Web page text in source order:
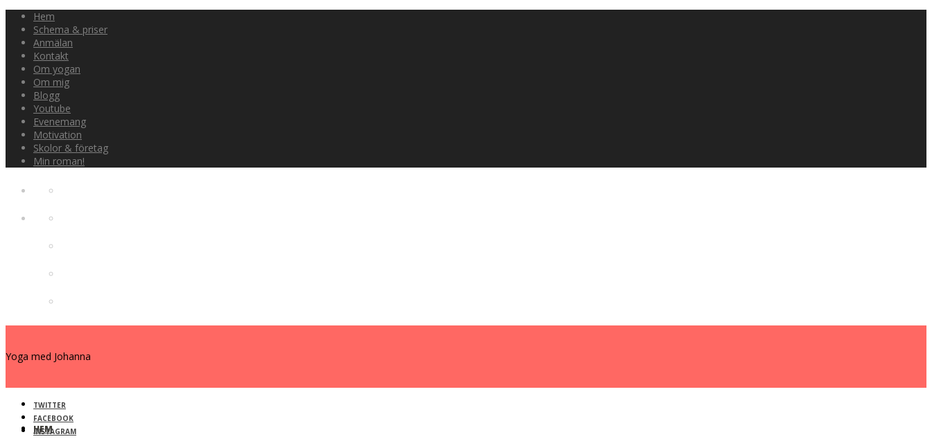
Hem
Schema & priser
Anmälan
Kontakt
Om yogan
Om mig
Blogg
Youtube
Evenemang
Motivation
Skolor & företag
Min roman!
Yoga med Johanna
HEM
TWITTER
FACEBOOK
INSTAGRAM